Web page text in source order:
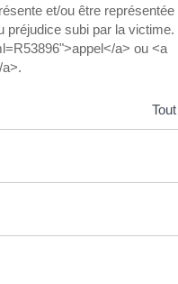
et/ou être
subi par la
a> ou <a